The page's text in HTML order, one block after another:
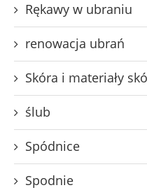
Rękawy w ubraniu
renowacja ubrań
Skóra i materiały
ślub
Spódnice
Spodnie